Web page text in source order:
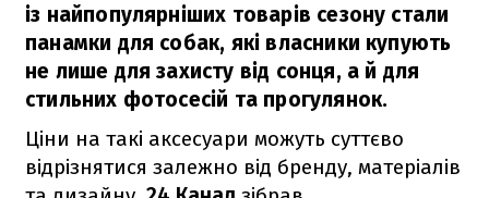
із найпопулярніших товарів сезону стали
панамки для собак, які власники купують
не лише для захисту від сонця, а й для
стильних фотосесій та прогулянок.
Ціни на такі аксесуари можуть суттєво
відрізнятися залежно від бренду, матеріалів